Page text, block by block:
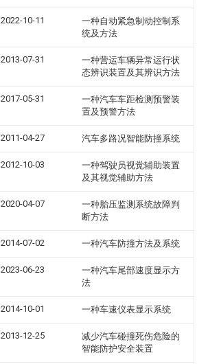
2022-10-11
一种自动紧急制动控制系
统及方法
2013-07-31
一种营运车辆异常运行状
态辨识装置及其辨识方法
2017-05-31
一种汽车车距检测预警装
置及预警方法
2011-04-27 汽车多路况智能防撞系统
2012-10-03
一种驾驶员视觉辅助装置
及其视觉辅助方法
2020-04-07
一种胎压监测系统故障判
断方法
2014-07-02 一种汽车防撞方法及系统
2023-06-23
一种汽车尾部速度显示方
法
2014-10-01 一种车速仪表显示系统
2013-12-25
减少汽车碰撞死伤危险的
智能防护安全装置